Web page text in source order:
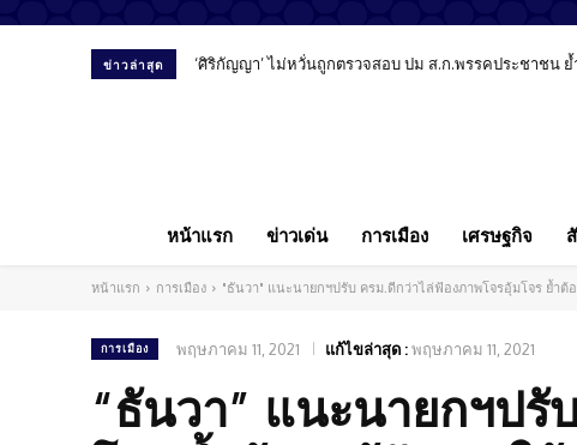
ข่าวล่าสุด ‘ศิริกัญญา’ ไม่หวั่นถูกตรวจสอบ ปม ส.ก.พรรคประชาชน
หน้าแรก ข่าวเด่น การเมือง เศรษฐกิจ
หน้าแรก การเมือง "ธันวา" แนะนายกฯปรับ ครม.ดีกว่าไล่ฟ้องภาพโจรอุ้มโจร ย้ำต้
การเมือง พฤษภาคม 11, 2021 แก้ไขล่าสุด :พฤษภาคม 11, 2021
“ธันวา” แนะนายกฯป